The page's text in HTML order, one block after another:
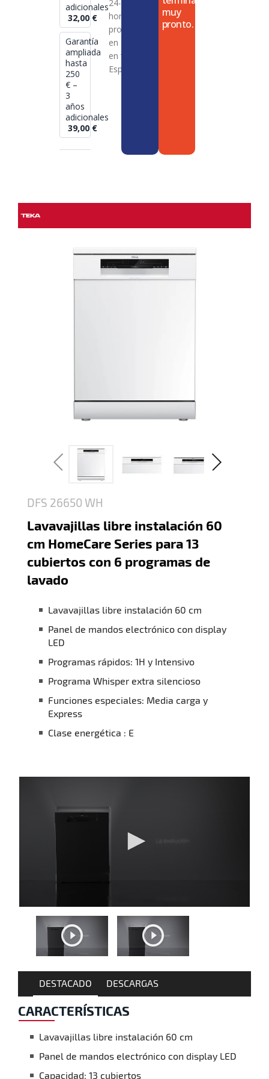
DFS 26650 WH
Lavavajillas libre instalación 60
cm HomeCare Series para 13
cubiertos con 6 programas de
lavado
Lavavajillas libre instalación 60 cm
Panel de mandos electrónico con display
LED
Programas rápidos: 1H y Intensivo
Programa Whisper extra silencioso
Funciones especiales: Media carga y
Express
Clase energética : E
DESTACADO DESCARGAS
CARACTERÍSTICAS
Lavavajillas libre instalación 60 cm
Panel de mandos electrónico con display LED
Capacidad: 13 cubiertos
adicionales
32,00 €
Garantía
ampliada
hasta
250
€ –
3
años
adicionales
39,00 €
24-72
horas en
productos
en stock
en toda
España
muy
pronto.